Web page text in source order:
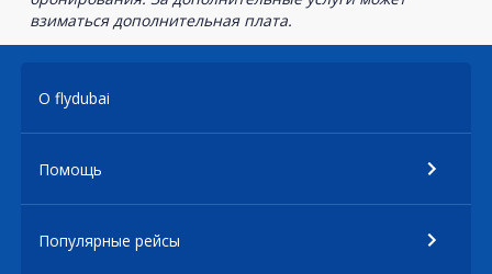
взиматься дополнительная плата.
О flydubai
Помощь
Популярные рейсы